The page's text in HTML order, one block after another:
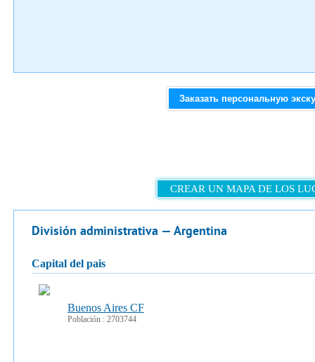
Заказать персональную
CREAR UN MAPA DE LOS
División administrativa — Argentina
capital del pais
Buenos Aires CF
Población : 2703744